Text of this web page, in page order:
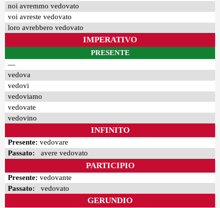
noi avremmo vedovato
voi avreste vedovato
loro avrebbero vedovato
IMPERATIVO
PRESENTE
—
vedova
vedovi
vedoviamo
vedovate
vedovino
INFINITO
Presente: vedovare
Passato: avere vedovato
PARTICIPIO
Presente: vedovante
Passato: vedovato
GERUNDIO